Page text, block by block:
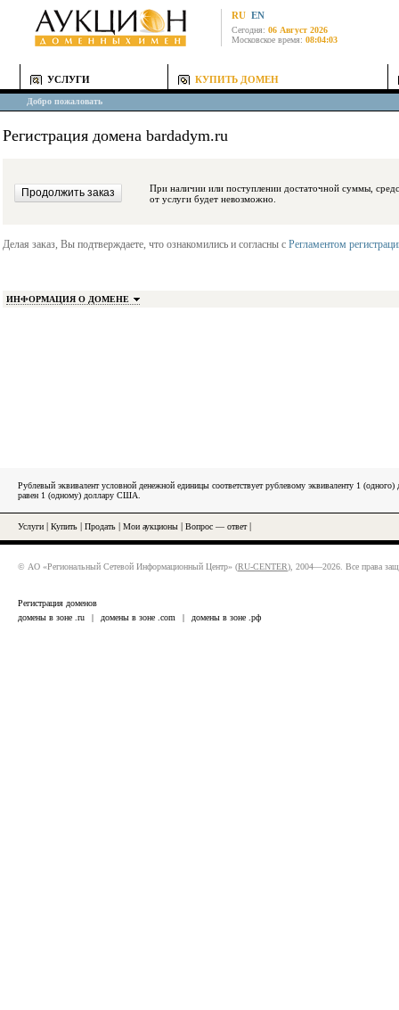
RU EN
Сегодня: 06 Август 2026
Московское время: 08:04:03
УСЛУГИ КУПИТЬ ДОМЕН
Добро пожаловать
Регистрация домена bardadym.ru
При наличии или поступлении достаточной суммы, средства будут
от услуги будет невозможно.
Делая заказ, Вы подтверждаете, что ознакомились и согласны с Регламентом
ИНФОРМАЦИЯ О ДОМЕНЕ
Рублевый эквивалент условной денежной единицы соответствует рублевому эквиваленту 1
равен 1 (одному) доллару США.
Услуги Купить Продать Мои аукционы Вопрос — ответ|
© АО «Региональный Сетевой Информационный Центр» (RU-CENTER), 2004—2026. Все права
Регистрация доменов
домены в зоне .ru
| домены в зоне .com | домены в зоне .рф